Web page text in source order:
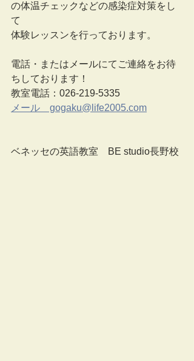
の体温チェックなどの感染症対策をし
て
体験レッスンを行っております。
電話・またはメールにてご連絡をお待
ちしております！
教室電話：026-219-5335
メール　gogaku@life2005.com
ベネッセの英語教室　BE studio長野校